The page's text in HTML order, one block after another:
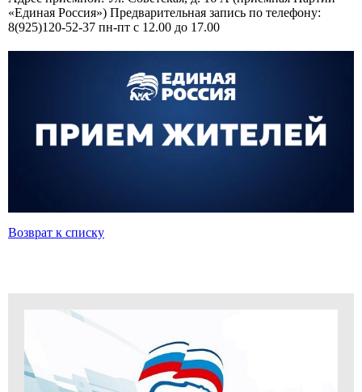
«Единая Россия») Предварительная запись по телефону:
8(925)120-52-37 пн-пт с 12.00 до 17.00
Возврат к списку